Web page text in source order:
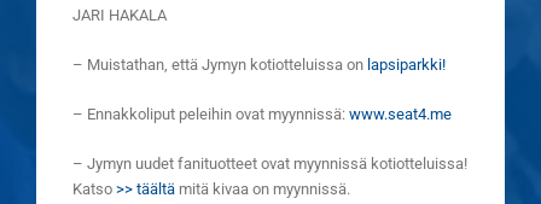
JARI HAKALA
– Muistathan, että Jymyn kotiotteluissa on lapsiparkki!
– Ennakkoliput peleihin ovat myynnissä: www.seat4.me
– Jymyn uudet fanituotteet ovat myynnissä kotiotteluissa!
Katso >> täältä mitä kivaa on myynnissä.